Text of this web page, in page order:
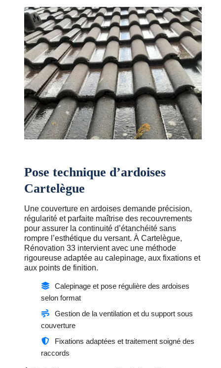
Pose technique d’ardoises
Cartelègue
Une couverture en ardoises demande précision,
régularité et parfaite maîtrise des recouvrements
pour assurer la continuité d’étanchéité sans
rompre l’esthétique du versant. À Cartelègue,
Rénovation 33 intervient avec une méthode
rigoureuse adaptée au calepinage, aux fixations et
aux points de finition.
Calepinage et pose régulière des ardoises
selon format
Gestion de la ventilation et du support sous
couverture
Fixations adaptées et traitement soigné des
raccords